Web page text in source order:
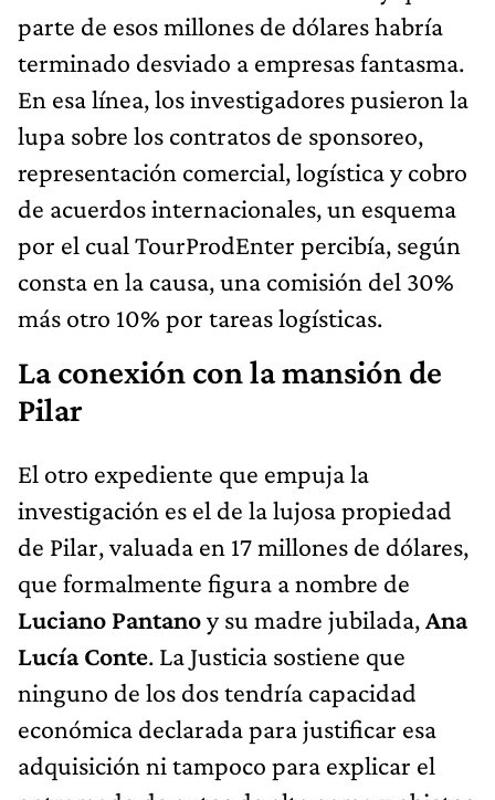
parte de esos millones de dólares habría
terminado desviado a empresas fantasma.
En esa línea, los investigadores pusieron la
lupa sobre los contratos de sponsoreo,
representación comercial, logística y cobro
de acuerdos internacionales, un esquema
por el cual TourProdEnter percibía, según
consta en la causa, una comisión del 30%
más otro 10% por tareas logísticas.
La conexión con la mansión de
Pilar
El otro expediente que empuja la
investigación es el de la lujosa propiedad
de Pilar, valuada en 17 millones de dólares,
que formalmente figura a nombre de
Luciano Pantanoy su madre jubilada,Ana
Lucía Conte. La Justicia sostiene que
ninguno de los dos tendría capacidad
económica declarada para justificar esa
adquisición ni tampoco para explicar el